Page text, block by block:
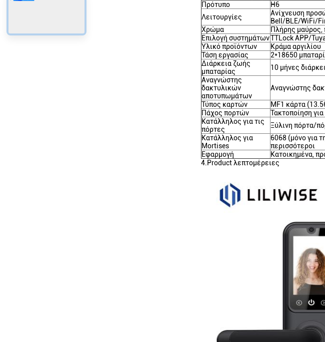
Πρότυπο
H6
Λειτουργίες
Ανίχνευση
Bell/BLE/WiFi/
Χρώμα
Πλήρης
Επιλογή συστημάτωνTTLock APP/
Υλικό προϊόντων
Κράμα αργιλίου
Τάση εργασίας
2*18650
Διάρκεια ζωής
μπαταρίας
10 μήνες
Αναγνώστης
δακτυλικών
αποτυπωμάτων
Αναγνώστης
Τύπος καρτών
MF1 κάρτα
Πάχος πορτών
Τακτοποίηση
Κατάλληλος για τις
πόρτες
Ξύλινη πόρτα/
Κατάλληλος για
Mortises
6068 (μόνο για
περισσότεροι
Εφαρμογή
Κατοικημένα,
4.Product λεπτομέρειες